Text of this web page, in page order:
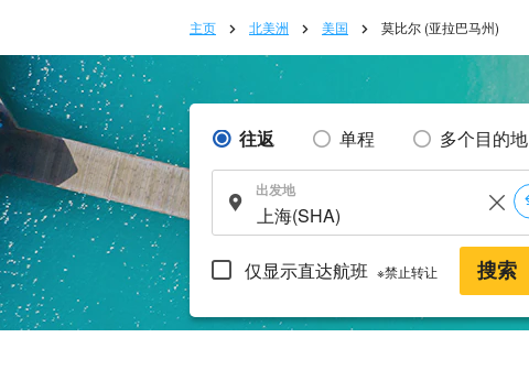
主页 北美洲 美国 莫比尔 (亚拉巴马州)
往返 单程 多个目的地
出发地
仅显示直达航班 ※禁止转让 搜索